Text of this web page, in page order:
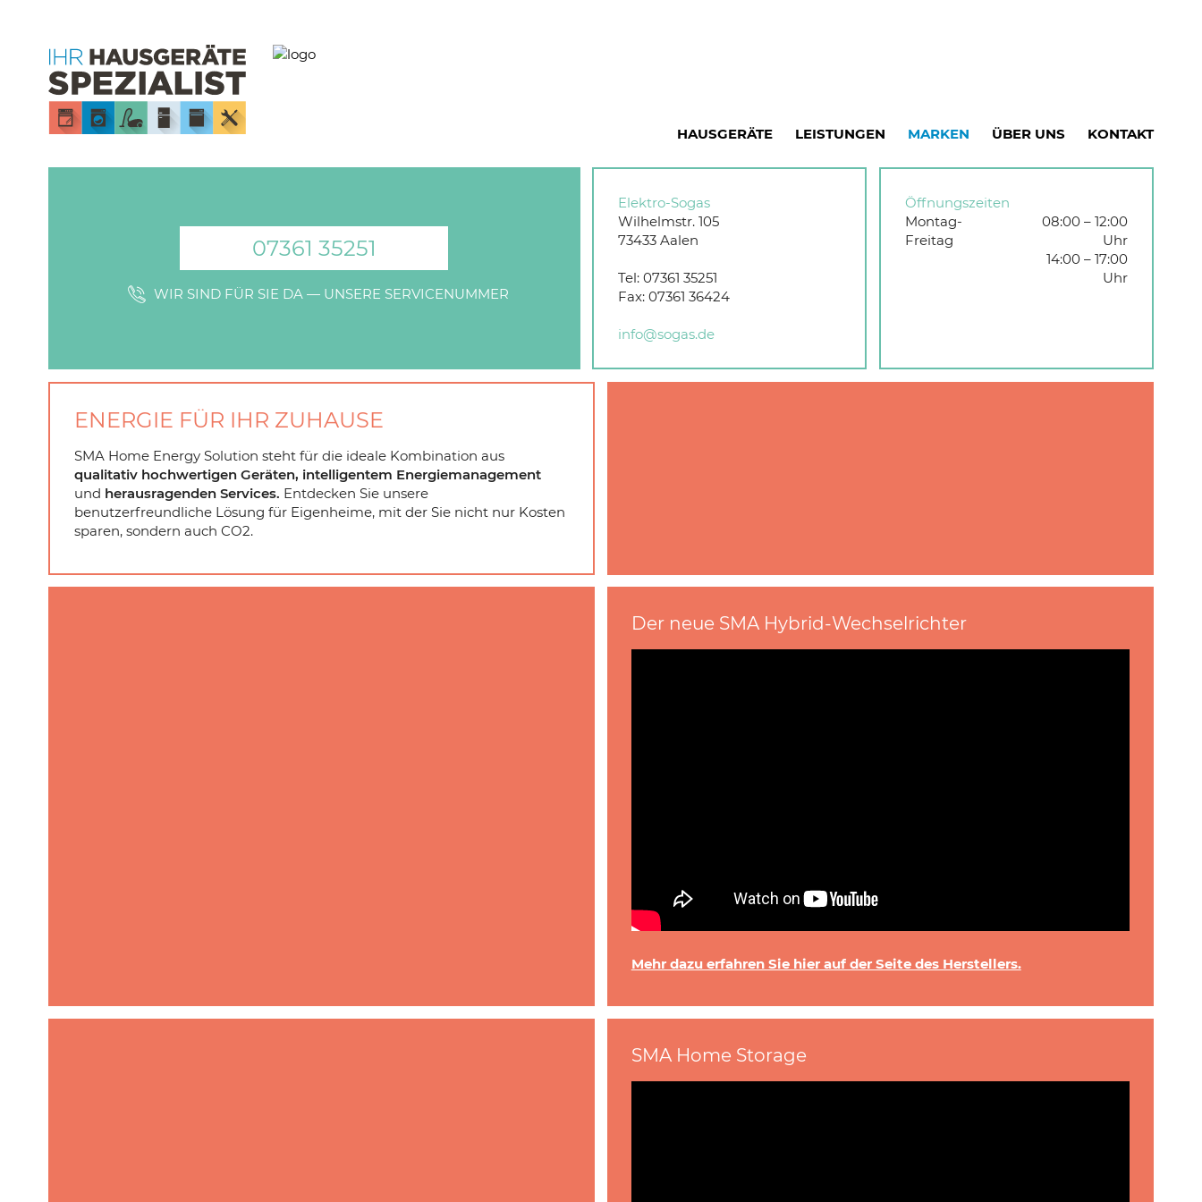
HAUSGERÄTE LEISTUNGEN MARKEN ÜBER UNS KONTAKT
07361 35251
WIR SIND FÜR SIE DA — UNSERE SERVICENUMMER
Elektro-Sogas
Wilhelmstr. 105
73433 Aalen
Tel:07361 35251
Fax:07361 36424
info@sogas.de
Öffnungszeiten
Montag-
Freitag
08:00 – 12:00
Uhr
14:00 – 17:00
Uhr
ENERGIE FÜR IHR ZUHAUSE
SMA Home Energy Solution steht für die ideale Kombination aus
qualitativ hochwertigen Geräten, intelligentem Energiemanagement
und herausragenden Services. Entdecken Sie unsere
benutzerfreundliche Lösung für Eigenheime, mit der Sie nicht nur Kosten
sparen, sondern auch CO2.
Der neue SMA Hybrid-Wechselrichter
Mehr dazu erfahren Sie hier auf der Seite des Herstellers.
SMA Home Storage